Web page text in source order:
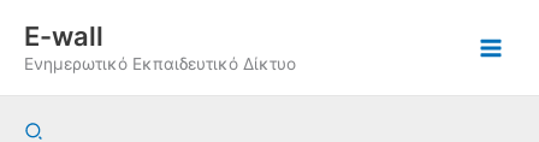
περιεχόμενο
E-wall
Ενημερωτικό Εκπαιδευτικό Δίκτυο
Αναζήτηση